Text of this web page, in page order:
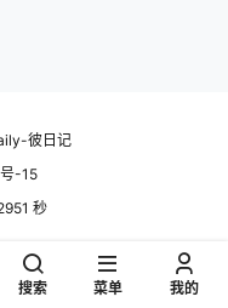
彼日记
-15
秒
搜索 菜单 我的